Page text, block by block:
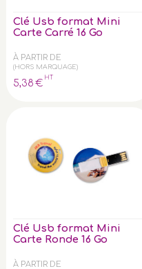
Clé Usb format Mini
Carte Carré 16 Go
À PARTIR DE
(HORS MARQUAGE)
5,38 €
HT
Clé Usb format Mini
Carte Ronde 16 Go
À PARTIR DE